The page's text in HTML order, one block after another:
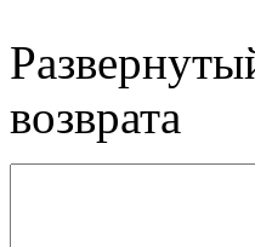
возврата